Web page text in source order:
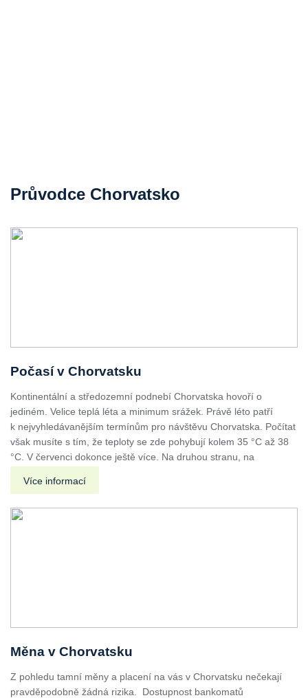
Průvodce Chorvatsko
Počasí v Chorvatsku
Kontinentální a středozemní podnebí Chorvatska hovoří o
jediném. Velice teplá léta a minimum srážek. Právě léto patří
k nejvyhledávanějším termínům pro návštěvu Chorvatska. Počítat
však musíte s tím, že teploty se zde pohybují kolem 35 °C až 38
°C. V červenci dokonce ještě více. Na druhou stranu, na
Více informací
Měna v Chorvatsku
Z pohledu tamní měny a placení na vás v Chorvatsku nečekají
pravděpodobně žádná rizika. Dostupnost bankomatů